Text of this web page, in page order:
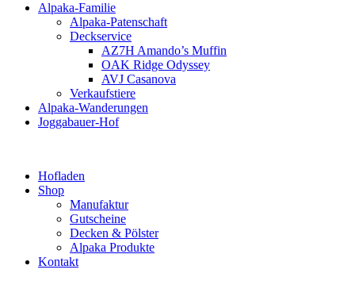
Alpaka-Familie
Alpaka-Patenschaft
Deckservice
AZ7H Amando’s Muffin
OAK Ridge Odyssey
AVJ Casanova
Verkaufstiere
Alpaka-Wanderungen
Joggabauer-Hof
Hofladen
Shop
Manufaktur
Gutscheine
Decken & Pölster
Alpaka Produkte
Kontakt